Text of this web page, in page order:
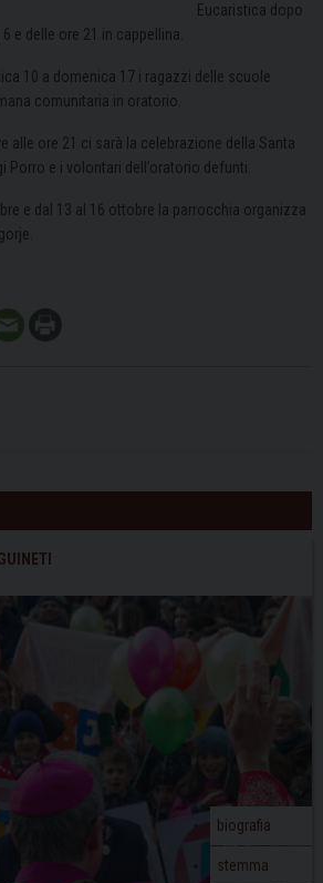
Eucaristica dopo
e delle ore 21 in cappellina.
10 a domenica 17 i ragazzi delle scuole
comunitaria in oratorio.
alle ore 21 ci sarà la celebrazione della Santa
Porro e i volontari dell’oratorio defunti.
e dal 13 al 16 ottobre la parrocchia organizza
biografia
stemma